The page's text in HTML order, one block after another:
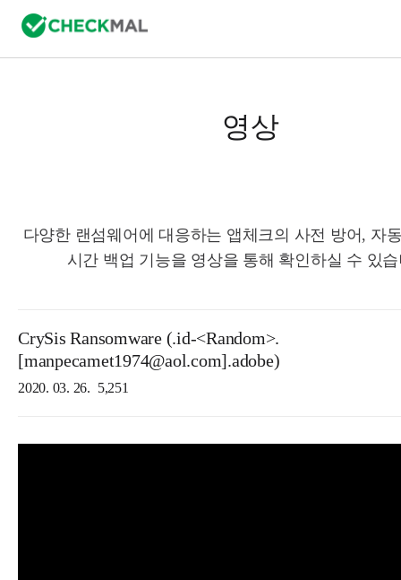
영상
다양한 랜섬웨어에 대응하는 앱체크의 사전 방어, 자
시간 백업 기능을 영상을 통해 확인하실 수 있
CrySis Ransomware (.id-<Random>.
[manpecamet1974@aol.com].adobe)
2020. 03. 26. 5,251